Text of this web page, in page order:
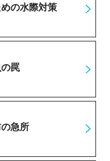
の水際対策
罠
急所